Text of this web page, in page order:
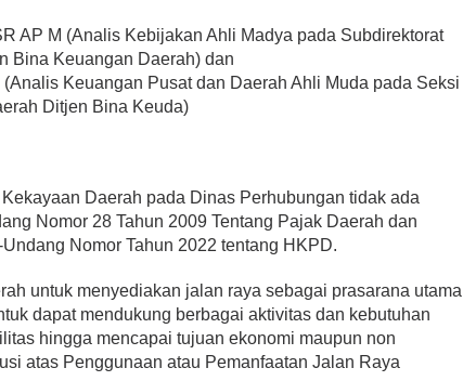
AP M (Analis Kebijakan Ahli Madya pada Subdirektorat
Bina Keuangan Daerah) dan
Keuangan Pusat dan Daerah Ahli Muda pada Seksi
Ditjen Bina Keuda)
Daerah pada Dinas Perhubungan tidak ada
Nomor 28 Tahun 2009 Tentang Pajak Daerah dan
Nomor Tahun 2022 tentang HKPD.
untuk menyediakan jalan raya sebagai prasarana utama
dapat mendukung berbagai aktivitas dan kebutuhan
hingga mencapai tujuan ekonomi maupun non
atas Penggunaan atau Pemanfaatan Jalan Raya